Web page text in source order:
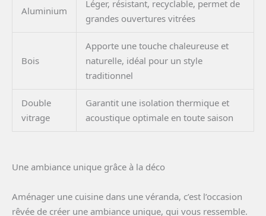
Aluminium
Léger, résistant, recyclable, permet de
grandes ouvertures vitrées
Bois
Apporte une touche chaleureuse et
naturelle, idéal pour un style
traditionnel
Double
vitrage
Garantit une isolation thermique et
acoustique optimale en toute saison
Une ambiance unique grâce à la déco
Aménager une cuisine dans une véranda, c’est l’occasion
rêvée de créer une ambiance unique, qui vous ressemble.